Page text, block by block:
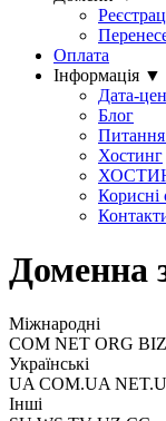
Оплата
Інформація ▼
Дата-
Блог
Питання
Хостинг
Корисні
Доменна
Міжнародні
COM NET ORG
Українські
UA COM.UA
Інші